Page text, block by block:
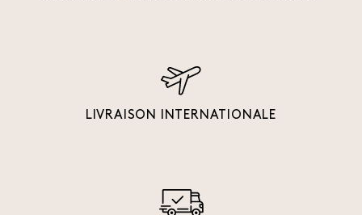
LIVRAISON INTERNATIONALE